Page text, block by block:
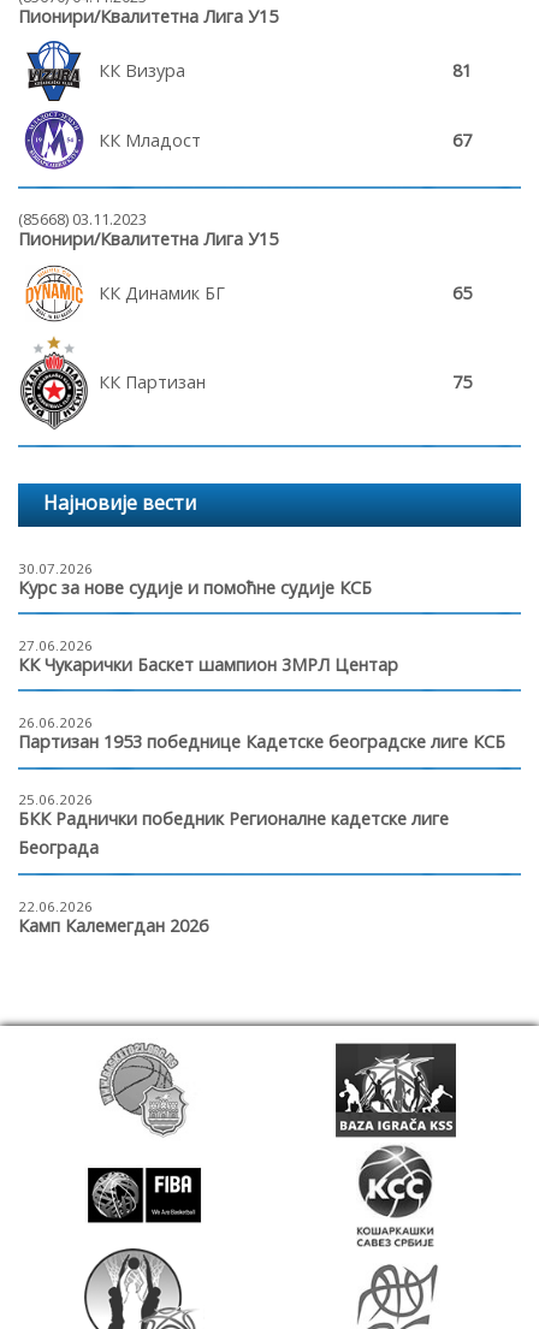
Пионири/Квалитетна Лига У15
КК Визура 81
КК Младост 67
(85668) 03.11.2023
Пионири/Квалитетна Лига У15
КК Динамик БГ 65
КК Партизан 75
Најновије вести
30.07.2026
Курс за нове судије и помоћне судије КСБ
27.06.2026
КК Чукарички Баскет шампион 3МРЛ Центар
26.06.2026
Партизан 1953 победнице Кадетске београдске лиге КСБ
25.06.2026
БКК Раднички победник Регионалне кадетске лиге
Београда
22.06.2026
Камп Калемегдан 2026